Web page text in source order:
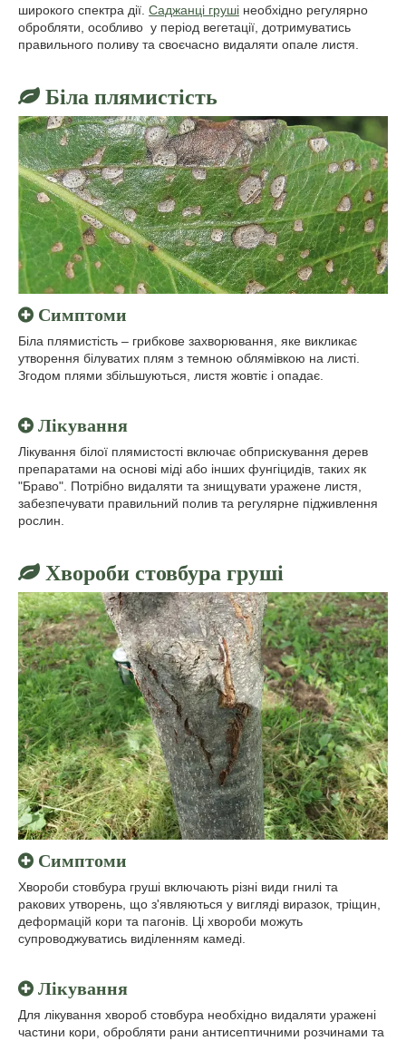
широкого спектра дії. Саджанці груші необхідно регулярно
обробляти, особливо у період вегетації, дотримуватись
правильного поливу та своєчасно видаляти опале листя.
Біла плямистість
Симптоми
Біла плямистість – грибкове захворювання, яке викликає
утворення білуватих плям з темною облямівкою на листі.
Згодом плями збільшуються, листя жовтіє і опадає.
Лікування
Лікування білої плямистості включає обприскування дерев
препаратами на основі міді або інших фунгіцидів, таких як
"Браво". Потрібно видаляти та знищувати уражене листя,
забезпечувати правильний полив та регулярне підживлення
рослин.
Хвороби стовбура груші
Симптоми
Хвороби стовбура груші включають різні види гнилі та
ракових утворень, що з'являються у вигляді виразок, тріщин,
деформацій кори та пагонів. Ці хвороби можуть
супроводжуватись виділенням камеді.
Лікування
Для лікування хвороб стовбура необхідно видаляти уражені
частини кори, обробляти рани антисептичними розчинами та